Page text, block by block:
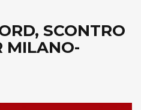
SCONTRO
MILANO-